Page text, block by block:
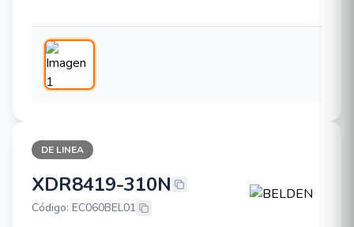
DE LINEA
BELDEN XDR8419-310N
XDR8419-310N
Código: EC060BEL01